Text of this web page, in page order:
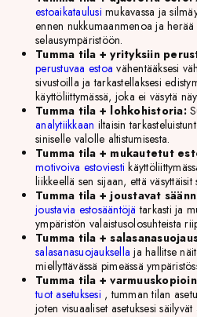
estoaikataulusi mukavassa ja
ennen nukkumaanmenoa ja
selausympäristöön.
Tumma tila + yrityksiin
perustuvaa estoa vähentääksesi
sivustoilla ja tarkastellaksesi
käyttöliittymässä, joka ei väsytä
Tumma tila + lohkohistoria:
analytiikkaan iltaisin
siniselle valolle altistumisesta.
Tumma tila + mukautetut
motivoiva estoviesti
liikkeellä sen sijaan, että väsyttäisit
Tumma tila + joustavat
joustavia estosääntöjä tarkasti ja
ympäristön valaistusolosuhteista
Tumma tila +
salasanasuojauksella ja hallitse
miellyttävässä pimeässä
Tumma tila +
tuot asetuksesi , tumman tilan
joten visuaaliset asetuksesi säilyvät